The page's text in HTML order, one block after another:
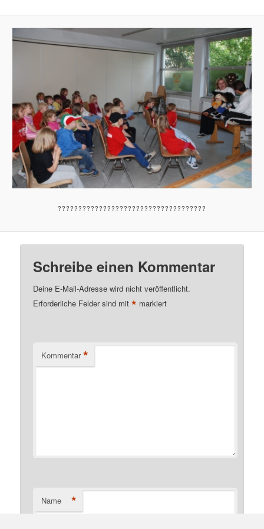
????????????????????????????????????
Schreibe einen Kommentar
Deine E-Mail-Adresse wird nicht veröffentlicht.
Erforderliche Felder sind mit* markiert
Kommentar *
Name *